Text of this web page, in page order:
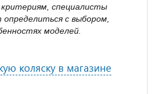
специалисты
с выбором,
моделей.
коляску в магазине